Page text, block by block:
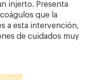
injerto. Presenta
que la
a esta intervención,
de cuidados muy